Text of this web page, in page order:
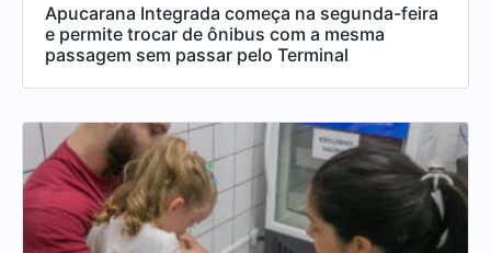
Apucarana Integrada começa na segunda-feira
e permite trocar de ônibus com a mesma
passagem sem passar pelo Terminal